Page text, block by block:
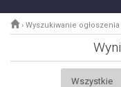
› Wyszukiwanie ogłoszenia
Wszystkie